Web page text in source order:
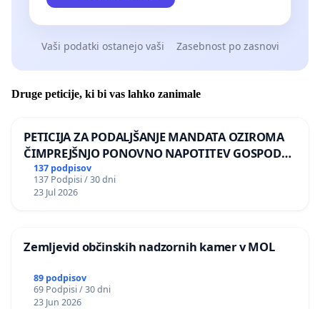
Vaši podatki ostanejo vaši Zasebnost po zasnovi
Druge peticije, ki bi vas lahko zanimale
PETICIJA ZA PODALJŠANJE MANDATA OZIROMA
ČIMPREJŠNJO PONOVNO NAPOTITEV GOSPODA
BERNARDA ŠRAJNERJA NA VELEPOSLANIŠTVO
REPUBLIKE SLOVENIJE V MOSKVI
137 podpisov
137 Podpisi / 30 dni
23 Jul 2026
Zemljevid občinskih nadzornih kamer v MOL
89 podpisov
69 Podpisi / 30 dni
23 Jun 2026